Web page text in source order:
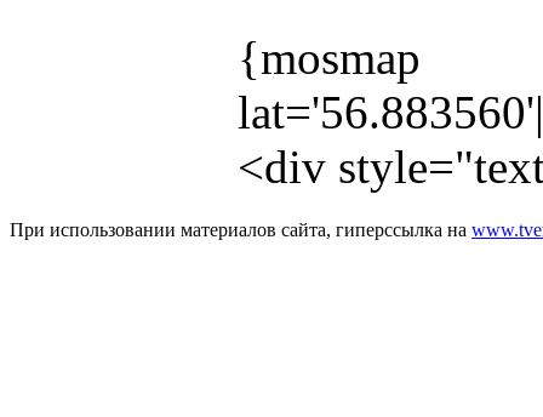
{mosmap
<div
При использовании материалов сайта, гиперссылка на